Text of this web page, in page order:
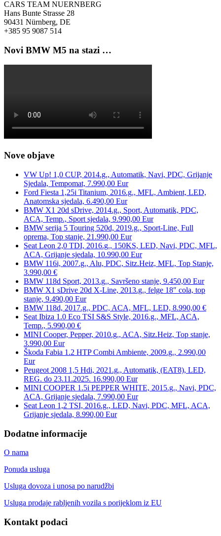
CARS TEAM NUERNBERG
Hans Bunte Strasse 28
90431 Nürnberg, DE
+385 95 9087 514
Novi BMW M5 na stazi …
Nove objave
VW Up! 1,0 CUP, 2014.g., Automatik, Navi, PDC, Grijanje
Sjedala, Tempomat, 7.990,00 Eur
Ford Fiesta 1,25i Titanium, 2016.g., MFL, Ambient, LED,
Anatomska sjedala, 6.490,00 Eur
BMW X1 20d sDrive, 2014.g., Sport, Automatik, PDC,
ACA, Temp., Sport sjedala, 9.990,00 Eur
BMW serija 5 Touring 520d, 2019.g., Sport-Line, Full
oprema, Top stanje, 21.990,00 Eur
Seat Leon 2,0 TDI, 2016.g., 150KS, LED, Navi, PDC, MFL,
ACA, Grijanje sjedala, 10.990,00 Eur
BMW 116i, 2007.g., Alu, PDC, Sitz.Heiz, MFL, Top Stanje,
3.990,00 €
BMW 118d Sport, 2013.g., Savršeno stanje, 9.450,00 Eur
BMW X1 sDrive 20d X-Line, 2013.g., felge 18″ cola, top
stanje, 9.490,00 Eur
BMW 118d, 2017.g., PDC, ACA, MFL, LED, 8.990,00 €
Seat Ibiza 1.0 Eco TSI S&S Style, 2016.g., MFL, ACA,
Temp., 5.990,00 €
MINI Cooper, Pepper, 2010.g., ACA, Sitz.Heiz, Top stanje,
3.990,00 Eur
Škoda Fabia 1.2 HTP Combi Ambiente, 2009.g., 2.990,00
Eur
Peugeot 2008 1,5 Hdi, 2021.g., Automatik, (EAT8), LED,
REG. do 23.11.2025. 16.990,00 Eur
MINI COOPER 1.5i PEPPER WHITE, 2015.g., Navi, PDC,
ACA, Grijanje sjedala, 7.990,00 Eur
Seat Leon 1,2 TSI, 2016.g., LED, Navi, PDC, MFL, ACA,
Grijanje sjedala, 8.990,00 Eur
Dodatne informacije
O nama
Ponuda usluga
Usluga dovoza i unosa po narudžbi
Usluga prodaje rabljenih vozila s porijeklom iz EU
Kontakt podaci